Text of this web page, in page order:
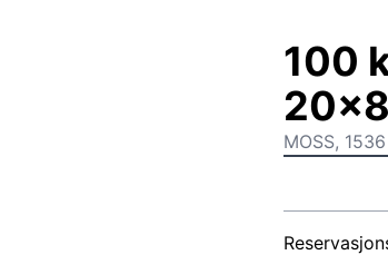
100
MOSS, 1536